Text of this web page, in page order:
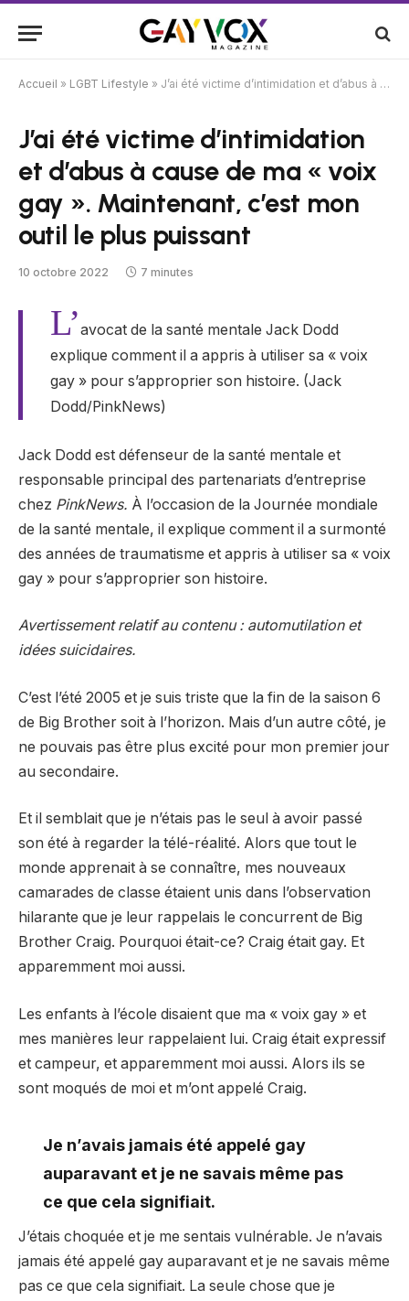
Accueil » LGBT Lifestyle » J’ai été victime d’intimidation et d’abus à cause de ma « voix gay ». Maintenant, c’est mon outil le plus puissant
J’ai été victime d’intimidation
et d’abus à cause de ma « voix
gay ». Maintenant, c’est mon
outil le plus puissant
10 octobre 2022 7 minutes
L’avocat de la santé mentale Jack Dodd
explique comment il a appris à utiliser sa « voix
gay » pour s’approprier son histoire. (Jack
Dodd/PinkNews)
Jack Dodd est défenseur de la santé mentale et
responsable principal des partenariats d’entreprise
chez PinkNews. À l’occasion de la Journée mondiale
de la santé mentale, il explique comment il a surmonté
des années de traumatisme et appris à utiliser sa « voix
gay » pour s’approprier son histoire.
Avertissement relatif au contenu : automutilation et
idées suicidaires.
C’est l’été 2005 et je suis triste que la fin de la saison 6
de Big Brother soit à l’horizon. Mais d’un autre côté, je
ne pouvais pas être plus excité pour mon premier jour
au secondaire.
Et il semblait que je n’étais pas le seul à avoir passé
son été à regarder la télé-réalité. Alors que tout le
monde apprenait à se connaître, mes nouveaux
camarades de classe étaient unis dans l’observation
hilarante que je leur rappelais le concurrent de Big
Brother Craig. Pourquoi était-ce? Craig était gay. Et
apparemment moi aussi.
Les enfants à l’école disaient que ma « voix gay » et
mes manières leur rappelaient lui. Craig était expressif
et campeur, et apparemment moi aussi. Alors ils se
sont moqués de moi et m’ont appelé Craig.
Je n’avais jamais été appelé gay
auparavant et je ne savais même pas
ce que cela signifiait.
J’étais choquée et je me sentais vulnérable. Je n’avais
jamais été appelé gay auparavant et je ne savais même
pas ce que cela signifiait. La seule chose que je